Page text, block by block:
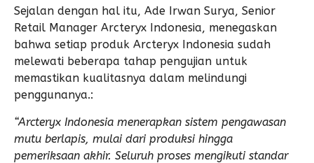
Sejalan dengan hal itu, Ade Irwan Surya, Senior
Retail Manager Arcteryx Indonesia, menegaskan
bahwa setiap produk Arcteryx Indonesia sudah
melewati beberapa tahap pengujian untuk
memastikan kualitasnya dalam melindungi
penggunanya.:
“Arcteryx Indonesia menerapkan sistem pengawasan
mutu berlapis, mulai dari produksi hingga
pemeriksaan akhir. Seluruh proses mengikuti standar